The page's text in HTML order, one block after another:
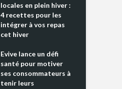
locales en plein hiver :
4 recettes pour les
intégrer à vos repas
cet hiver
Evive lance un défi
santé pour motiver
ses consommateurs à
tenir leurs